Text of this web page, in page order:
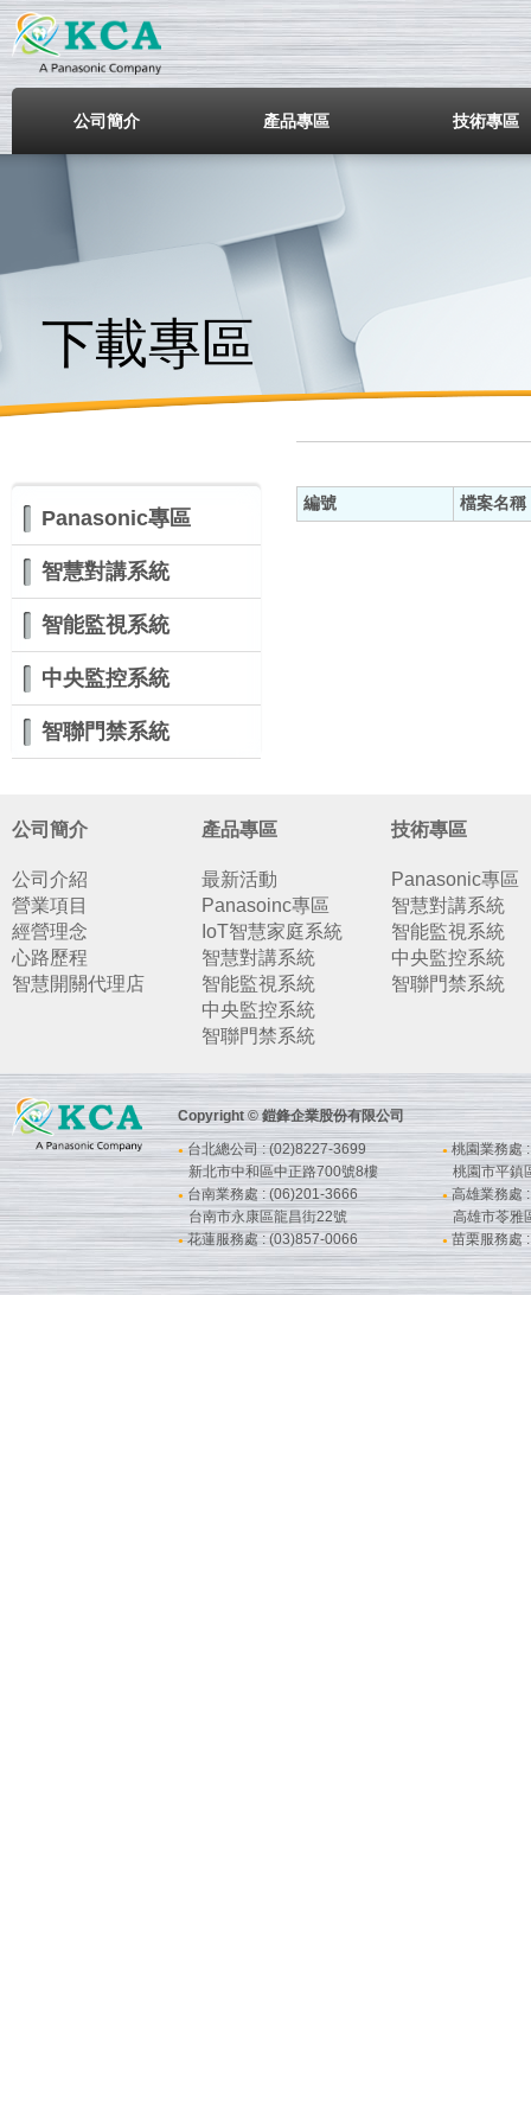
鎧鋒企業股份有限公司
公司簡介 產品專區 技術專區
下載專區
Panasonic專區
智慧對講系統
智能監視系統
中央監控系統
智聯門禁系統
編號 檔案名稱
公司簡介
公司介紹
營業項目
經營理念
心路歷程
智慧開關代理店
產品專區
最新活動
Panasoinc專區
IoT智慧家庭系統
智慧對講系統
智能監視系統
中央監控系統
智聯門禁系統
技術專區
Panasonic專區
智慧對講系統
智能監視系統
中央監控系統
智聯門禁系統
Copyright © 鎧鋒企業股份有限公司
●台北總公司 : (02)8227-3699
新北市中和區中正路700號8樓
● 桃園業務處
桃園市平鎮
● 台南業務處 : (06)201-3666
台南市永康區龍昌街22號
●高雄業務處
高雄市苓雅
●花蓮服務處 : (03)857-0066 ● 苗栗服務處